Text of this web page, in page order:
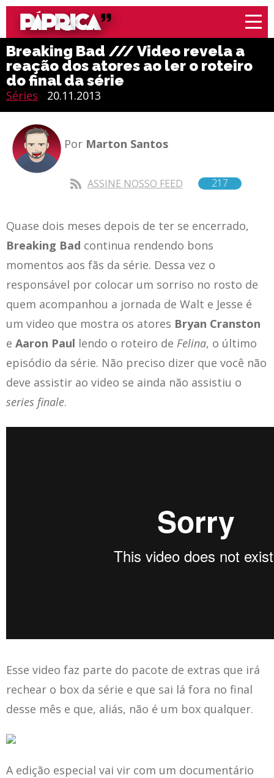
Breaking Bad /// Video revela a
reação dos atores ao ler o roteiro
do final da série
Séries 20.11.2013
Por Marton Santos
ASSINE NOSSO FEED 217
Quase dois meses depois de ter se encerrado,
Breaking Bad continua rendendo bons
momentos aos fãs da série. Dessa vez o
responsável por colocar um sorriso no rosto de
quem acompanhou a jornada de Walt e Jesse é
um video que mostra os atores Bryan Cranston
e Aaron Paul lendo o roteiro de Felina, o último
episódio da série. Não preciso dizer que você não
deve assistir ao video se ainda não assistiu o
series finale.
Esse video faz parte do pacote de extras que irá
rechear o box da série e que sai lá fora no final
desse mês e que, aliás, não é um box qualquer.
A edição especial vai vir com um documentário